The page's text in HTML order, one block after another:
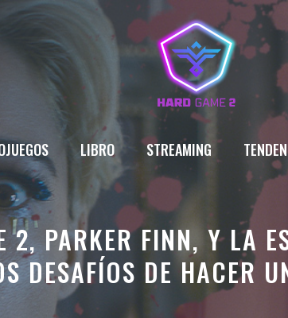
LIBRO STREAMING
2, PARKER FINN, Y LA
DESAFÍOS DE HACER